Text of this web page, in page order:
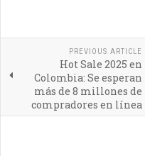
PREVIOUS ARTICLE
Hot Sale 2025 en
Colombia: Se esperan
más de 8 millones de
compradores en línea